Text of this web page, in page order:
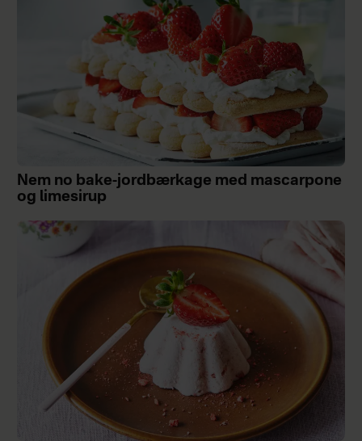
Nem no bake-jordbærkage med mascarpone
og limesirup